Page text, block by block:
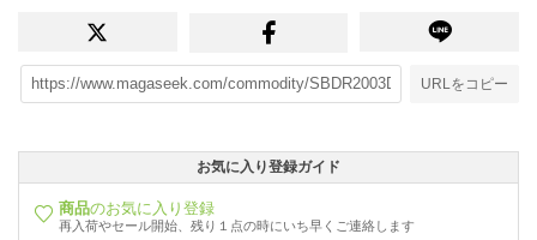
URLをコピー
お気に入り登録ガイド
商品のお気に入り登録
再入荷やセール開始、残り１点の時にいち早くご連絡します